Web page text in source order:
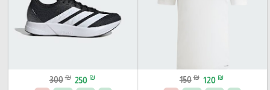
150 ₪ 120 ₪
300 ₪ 250 ₪